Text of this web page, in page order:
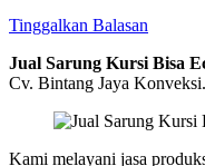
Tinggalkan Balasan
Jual Sarung Kursi Bisa
Cv. Bintang Jaya Konveksi.
Kami melayani jasa